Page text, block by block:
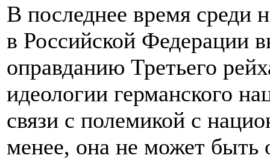
В последнее время среди
в Российской Федерации
оправданию Третьего
идеологии германского
связи с полемикой с
менее, она не может быть